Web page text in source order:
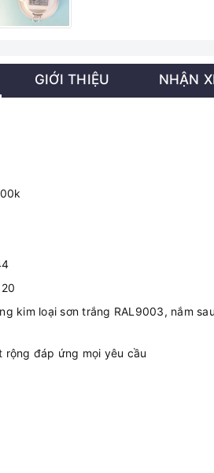
GIỚI THIỆU NHẬN
kim loại sơn trắng RAL9003, nắm
rộng đáp ứng mọi yêu cầu